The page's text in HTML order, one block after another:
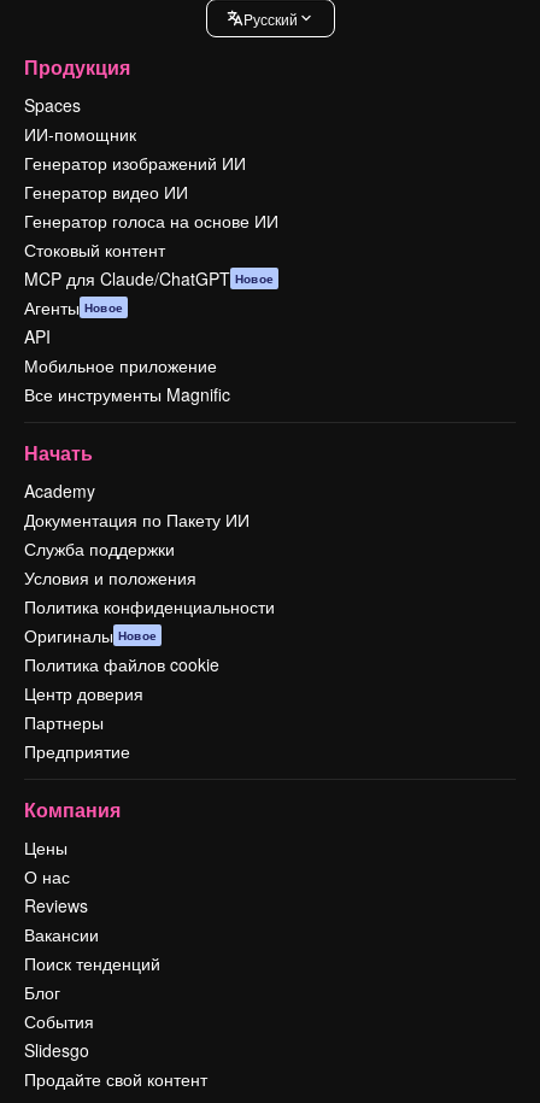
Pусский
Продукция
Spaces
ИИ-помощник
Генератор изображений ИИ
Генератор видео ИИ
Генератор голоса на основе ИИ
Стоковый контент
MCP для Claude/ChatGPT Новое
Агенты Новое
API
Мобильное приложение
Все инструменты Magnific
Начать
Academy
Документация по Пакету ИИ
Служба поддержки
Условия и положения
Политика конфиденциальности
Оригиналы Новое
Политика файлов cookie
Центр доверия
Партнеры
Предприятие
Компания
Цены
О нас
Reviews
Вакансии
Поиск тенденций
Блог
События
Slidesgo
Продайте свой контент